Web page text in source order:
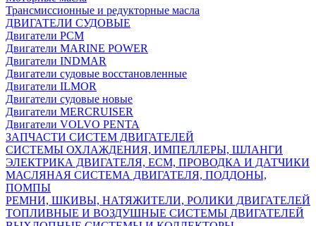
Трансмиссионные и редукторные масла
ДВИГАТЕЛИ СУДОВЫЕ
Двигатели PCM
Двигатели MARINE POWER
Двигатели INDMAR
Двигатели судовые восстановленные
Двигатели ILMOR
Двигатели судовые новые
Двигатели MERCRUISER
Двигатели VOLVO PENTA
ЗАПЧАСТИ СИСТЕМ ДВИГАТЕЛЕЙ
СИСТЕМЫ ОХЛАЖДЕНИЯ, ИМПЕЛЛЕРЫ, ШЛАНГИ
ЭЛЕКТРИКА ДВИГАТЕЛЯ, ECM, ПРОВОДКА И ДАТЧИКИ
МАСЛЯНАЯ СИСТЕМА ДВИГАТЕЛЯ, ПОДДОНЫ,
ПОМПЫ
РЕМНИ, ШКИВЫ, НАТЯЖИТЕЛИ, РОЛИКИ ДВИГАТЕЛЕЙ
ТОПЛИВНЫЕ И ВОЗДУШНЫЕ СИСТЕМЫ ДВИГАТЕЛЕЙ